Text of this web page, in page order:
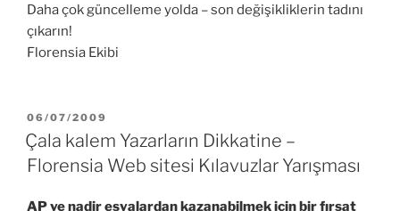
Daha çok güncelleme yolda – son değişikliklerin tadını
çıkarın!
Florensia Ekibi
YAYIM
TARIHI
06/07/2009
Çala kalem Yazarların Dikkatine –
Florensia Web sitesi Kılavuzlar Yarışması
AP ve nadir eşyalardan kazanabilmek için bir fırsat